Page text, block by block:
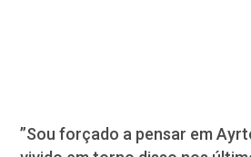
”Sou forçado a pensar em